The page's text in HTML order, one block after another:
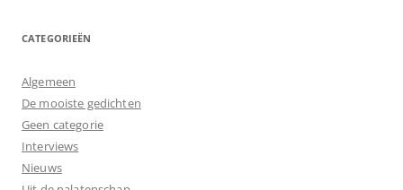
CATEGORIEËN
Algemeen
De mooiste gedichten
Geen categorie
Interviews
Nieuws